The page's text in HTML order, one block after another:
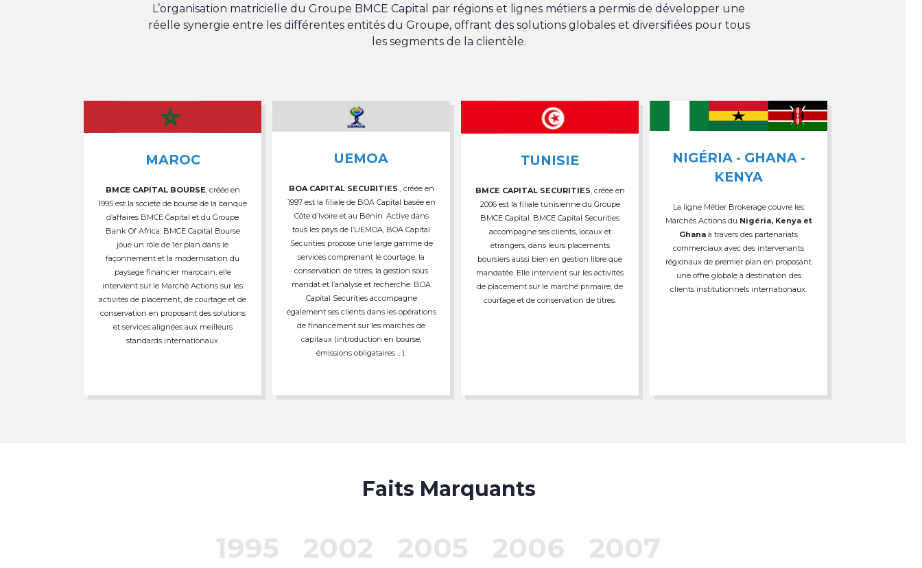
L’organisation matricielle du Groupe BMCE Capital par régions et lignes métiers a permis de développer une
réelle synergie entre les différentes entités du Groupe, offrant des solutions globales et diversifiées pour tous
les segments de la clientèle.
MAROC
BMCE CAPITAL BOURSE , créée en
1995 est la société de bourse de la banque
d’affaires BMCE Capital et du Groupe
Bank Of Africa. BMCE Capital Bourse
joue un rôle de 1er plan dans le
façonnement et la modernisation du
paysage financier marocain, elle
intervient sur le Marché Actions sur les
activités de placement, de courtage et de
conservation en proposant des solutions
et services alignées aux meilleurs
standards internationaux.
UEMOA
BOA CAPITAL SECURITIES , créée en
1997 est la filiale de BOA Capital basée en
Côte d’Ivoire et au Bénin. Active dans
tous les pays de l’UEMOA, BOA Capital
Securities propose une large gamme de
services comprenant le courtage, la
conservation de titres, la gestion sous
mandat et l’analyse et recherche. BOA
Capital Securities accompagne
également ses clients dans les opérations
de financement sur les marchés de
capitaux (introduction en bourse,
émissions obligataires …).
TUNISIE
BMCE CAPITAL SECURITIES , créée en
2006 est la filiale tunisienne du Groupe
BMCE Capital. BMCE Capital Securities
accompagne ses clients, locaux et
étrangers, dans leurs placements
boursiers aussi bien en gestion libre que
mandatée. Elle intervient sur les activités
de placement sur le marché primaire, de
courtage et de conservation de titres.
NIGÉRIA - GHANA -
KENYA
La ligne Métier Brokerage couvre les
Marchés Actions du Nigéria, Kenya et
Ghana à travers des partenariats
commerciaux avec des intervenants
régionaux de premier plan en proposant
une offre globale à destination des
clients institutionnels internationaux.
Faits Marquants
1995 2002 2005 2006 2007